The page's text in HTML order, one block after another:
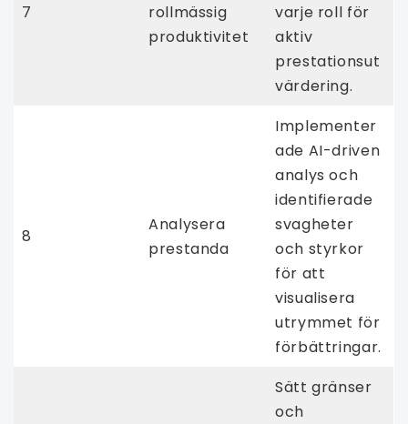
7
rollmässig
produktivitet
varje roll för
aktiv
prestationsut
värdering.
8
Analysera
prestanda
Implementer
ade AI-driven
analys och
identifierade
svagheter
och styrkor
för att
visualisera
utrymmet för
förbättringar.
Sätt gränser
och